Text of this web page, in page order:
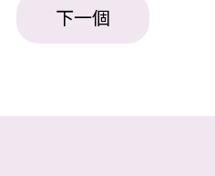
下一個